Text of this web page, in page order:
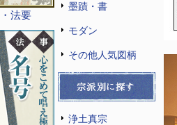
法要
墨蹟・書
モダン
その他人気図柄
浄土真宗